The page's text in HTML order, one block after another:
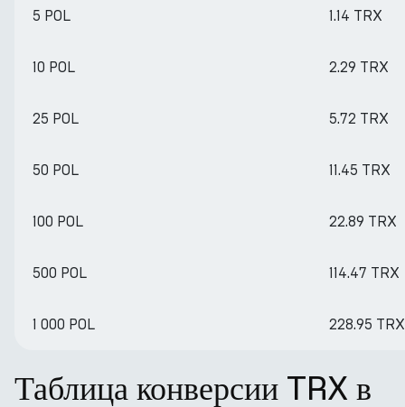
5 POL 1.14 TRX
10 POL 2.29 TRX
25 POL 5.72 TRX
50 POL 11.45 TRX
100 POL 22.89 TRX
500 POL 114.47 TRX
1 000 POL 228.95 TRX
Таблица конверсии TRX в